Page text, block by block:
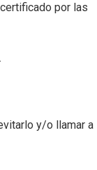
por las
y/o llamar a